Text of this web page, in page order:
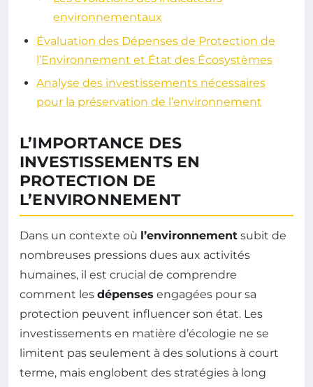
environnementaux
Évaluation des Dépenses de Protection de
l’Environnement et État des Écosystèmes
Analyse des investissements nécessaires
pour la préservation de l’environnement
L’IMPORTANCE DES
INVESTISSEMENTS EN
PROTECTION DE
L’ENVIRONNEMENT
Dans un contexte où l’environnement subit de
nombreuses pressions dues aux activités
humaines, il est crucial de comprendre
comment les dépenses engagées pour sa
protection peuvent influencer son état. Les
investissements en matière d’écologie ne se
limitent pas seulement à des solutions à court
terme, mais englobent des stratégies à long